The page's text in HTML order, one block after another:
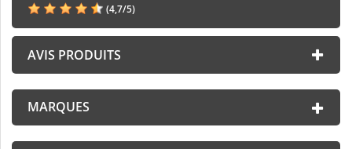
(4,7/5)
AVIS PRODUITS
MARQUES